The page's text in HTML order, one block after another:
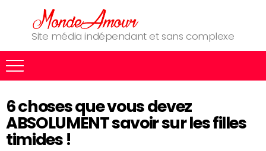
Site média indépendant et sans complexe
6 choses que vous devez
ABSOLUMENT savoir sur les filles
timides !